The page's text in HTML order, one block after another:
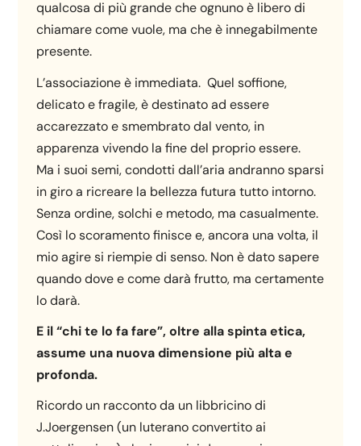
qualcosa di più grande che ognuno è libero di
chiamare come vuole, ma che è innegabilmente
presente.
L’associazione è immediata. Quel soffione,
delicato e fragile, è destinato ad essere
accarezzato e smembrato dal vento, in
apparenza vivendo la fine del proprio essere.
Ma i suoi semi, condotti dall’aria andranno sparsi
in giro a ricreare la bellezza futura tutto intorno.
Senza ordine, solchi e metodo, ma casualmente.
Così lo scoramento finisce e, ancora una volta, il
mio agire si riempie di senso. Non è dato sapere
quando dove e come darà frutto, ma certamente
lo darà.
E il “chi te lo fa fare”, oltre alla spinta etica,
assume una nuova dimensione più alta e
profonda.
Ricordo un racconto da un libbricino di
J.Joergensen (un luterano convertito ai